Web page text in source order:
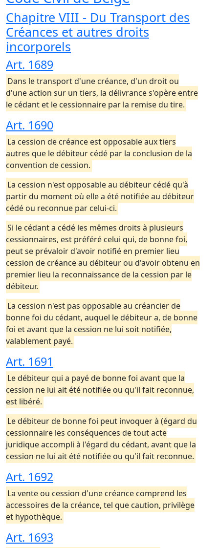
Chapitre VIII - Du Transport des
Créances et autres droits
incorporels
Art. 1689
Dans le transport d'une créance, d'un droit ou
d'une action sur un tiers, la délivrance s'opère entre
le cédant et le cessionnaire par la remise du tire.
Art. 1690
La cession de créance est opposable aux tiers
autres que le débiteur cédé par la conclusion de la
convention de cession.
La cession n'est opposable au débiteur cédé qu'à
partir du moment où elle a été notifiée au débiteur
cédé ou reconnue par celui-ci.
Si le cédant a cédé les mêmes droits à plusieurs
cessionnaires, est préféré celui qui, de bonne foi,
peut se prévaloir d'avoir notifié en premier lieu
cession de créance au débiteur ou d'avoir obtenu en
premier lieu la reconnaissance de la cession par le
débiteur.
La cession n'est pas opposable au créancier de
bonne foi du cédant, auquel le débiteur a, de bonne
foi et avant que la cession ne lui soit notifiée,
valablement payé.
Art. 1691
Le débiteur qui a payé de bonne foi avant que la
cession ne lui ait été notifiée ou qu'il fait reconnue,
est libéré.
Le débiteur de bonne foi peut invoquer à (égard du
cessionnaire les conséquences de tout acte
juridique accompli à l'égard du cédant, avant que la
cession ne lui ait été notifiée ou qu'il fait reconnue.
Art. 1692
La vente ou cession d'une créance comprend les
accessoires de la créance, tel que caution, privilège
et hypothèque.
Art. 1693